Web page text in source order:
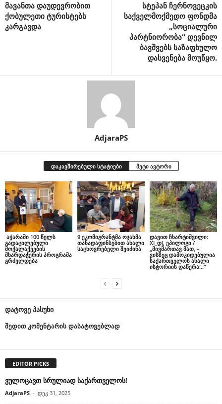
მავანთა დაუდევრობით
ქობულეთი ტურისტებს
კარგავდა
სტეპან ჩერნოვეცკის
საქველმოქმედო ფონდმა
„სოციალური
პარტნიორობა“ დევნილ
ბავშვებს საზაფხულო
დასვენება მოუწყო.
AdjaraPS
დაკავშირებული სტატიები მეტი ავტორი
აჭარაში 100 წელს
გადაცილებული
მოქალაქეების
მხარდაჭერის პროგრამა
გრძელდება
9 ეკომიგრანტმა ოჯახმა
თანადაფინსებით ახალი
საცხოვრებელი შეიძინა
დავით ჩხარტიშვილი:
XI_დ), ეპილოგი /
„მივმართავ მათ, –
ვისზეც დამოკიდებულია
საქართველოს ახალი
ისტორიის დაწერა!..“
დატოვე პასუხი
შედით კომენტარის დასატოვებლად
EDITOR PICKS
ვულოცავთ სრულიად საქართველოს!
AdjaraPS - დეკ 31, 2025